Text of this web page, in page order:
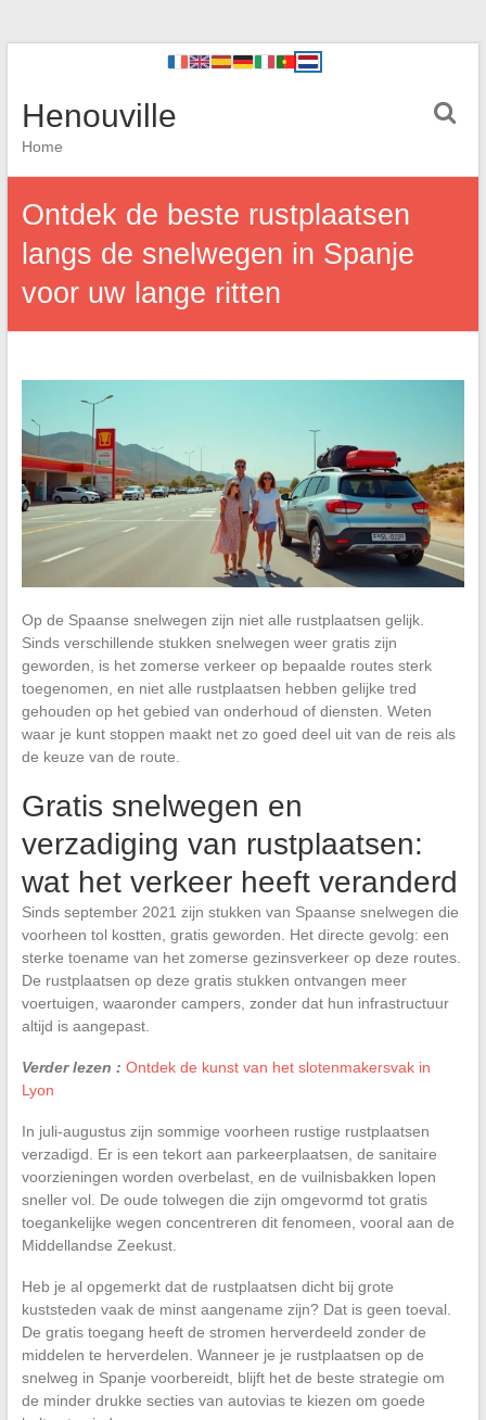
Henouville
Home
Ontdek de beste rustplaatsen
langs de snelwegen in Spanje
voor uw lange ritten
Op de Spaanse snelwegen zijn niet alle rustplaatsen gelijk.
Sinds verschillende stukken snelwegen weer gratis zijn
geworden, is het zomerse verkeer op bepaalde routes sterk
toegenomen, en niet alle rustplaatsen hebben gelijke tred
gehouden op het gebied van onderhoud of diensten. Weten
waar je kunt stoppen maakt net zo goed deel uit van de reis als
de keuze van de route.
Gratis snelwegen en
verzadiging van rustplaatsen:
wat het verkeer heeft veranderd
Sinds september 2021 zijn stukken van Spaanse snelwegen die
voorheen tol kostten, gratis geworden. Het directe gevolg: een
sterke toename van het zomerse gezinsverkeer op deze routes.
De rustplaatsen op deze gratis stukken ontvangen meer
voertuigen, waaronder campers, zonder dat hun infrastructuur
altijd is aangepast.
Verder lezen : Ontdek de kunst van het slotenmakersvak in
Lyon
In juli-augustus zijn sommige voorheen rustige rustplaatsen
verzadigd. Er is een tekort aan parkeerplaatsen, de sanitaire
voorzieningen worden overbelast, en de vuilnisbakken lopen
sneller vol. De oude tolwegen die zijn omgevormd tot gratis
toegankelijke wegen concentreren dit fenomeen, vooral aan de
Middellandse Zeekust.
Heb je al opgemerkt dat de rustplaatsen dicht bij grote
kuststeden vaak de minst aangename zijn? Dat is geen toeval.
De gratis toegang heeft de stromen herverdeeld zonder de
middelen te herverdelen. Wanneer je je rustplaatsen op de
snelweg in Spanje voorbereidt, blijft het de beste strategie om
de minder drukke secties van autovias te kiezen om goede